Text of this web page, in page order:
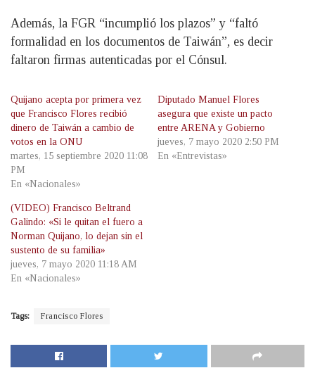
Además, la FGR “incumplió los plazos” y “faltó
formalidad en los documentos de Taiwán”, es decir
faltaron firmas autenticadas por el Cónsul.
Quijano acepta por primera vez
que Francisco Flores recibió
dinero de Taiwán a cambio de
votos en la ONU
martes, 15 septiembre 2020 11:08
PM
En «Nacionales»
Diputado Manuel Flores
asegura que existe un pacto
entre ARENA y Gobierno
jueves, 7 mayo 2020 2:50 PM
En «Entrevistas»
(VIDEO) Francisco Beltrand
Galindo: «Si le quitan el fuero a
Norman Quijano, lo dejan sin el
sustento de su familia»
jueves, 7 mayo 2020 11:18 AM
En «Nacionales»
Tags: Francisco Flores